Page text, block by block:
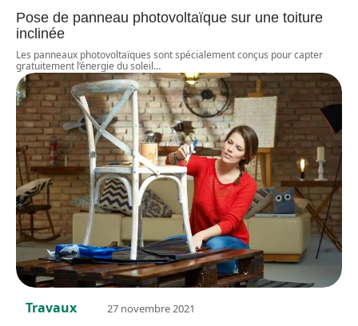
Pose de panneau photovoltaïque sur une toiture
inclinée
Les panneaux photovoltaïques sont spécialement conçus pour capter
gratuitement l’énergie du soleil…
Travaux 27 novembre 2021